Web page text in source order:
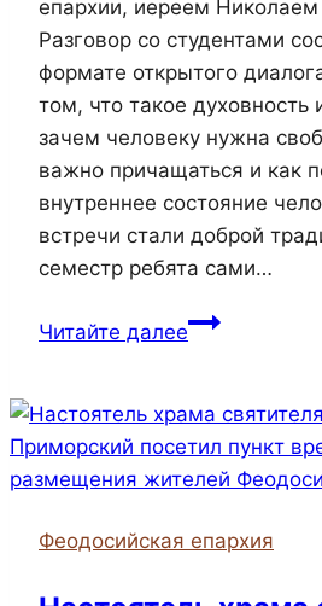
епархии, иереем Николаем
Разговор со студентами
формате открытого
том, что такое духовность
зачем человеку нужна
важно причащаться и как
внутреннее состояние
встречи стали доброй
семестр ребята сами…
Читайте далееВ
техникуме
состоялась
встреча
с
Феодосийская епархия